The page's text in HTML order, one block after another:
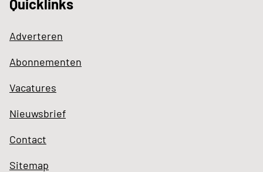
Quicklinks
Adverteren
Abonnementen
Vacatures
Nieuwsbrief
Contact
Sitemap